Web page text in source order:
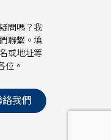
問嗎？我
聯繫。填
或地址等
位。
絡我們